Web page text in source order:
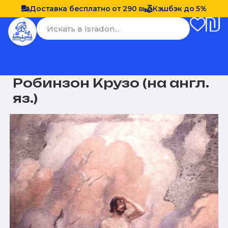
Доставка бесплатно от 290 ₪ Кэшбэк до 5%
Робинзон Крузо (на англ.
яз.)